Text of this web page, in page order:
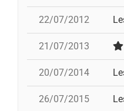
22/07/2012
21/07/2013
20/07/2014
26/07/2015